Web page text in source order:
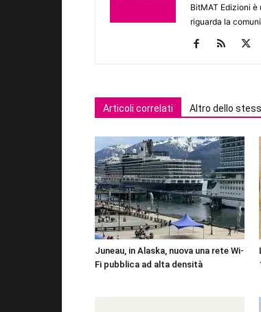
BitMAT Edizioni
riguarda la
Articoli correlati Altro dello
Juneau, in Alaska, nuova una rete Wi-
Fi pubblica ad alta densità